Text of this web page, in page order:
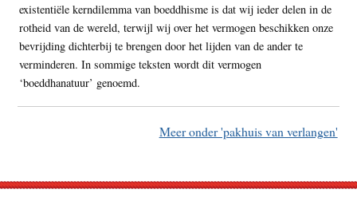
existentiële kerndilemma van boeddhisme is dat wij ieder delen in de
rotheid van de wereld, terwijl wij over het vermogen beschikken onze
bevrijding dichterbij te brengen door het lijden van de ander te
verminderen. In sommige teksten wordt dit vermogen
‘boeddhanatuur’ genoemd.
Meer onder 'pakhuis van verlangen'